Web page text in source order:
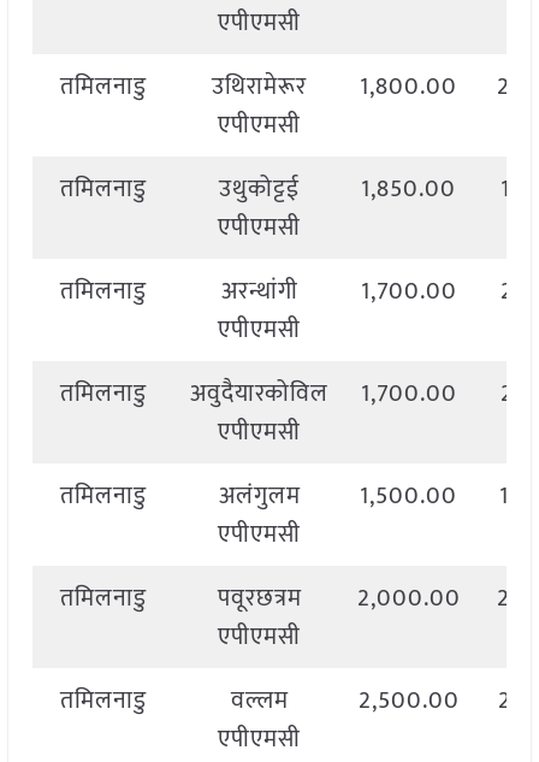
एपीएमसी
तमिलनाडु
उथिरामेरूर
एपीएमसी
1,800.00
तमिलनाडु
उथुकोट्टई
एपीएमसी
1,850.00
तमिलनाडु
अरन्थांगी
एपीएमसी
1,700.00
तमिलनाडु
अवुदैयारकोविल
एपीएमसी
1,700.00
तमिलनाडु
अलंगुलम
एपीएमसी
1,500.00
तमिलनाडु
पवूरछत्रम
एपीएमसी
2,000.00
तमिलनाडु
वल्लम
एपीएमसी
2,500.00